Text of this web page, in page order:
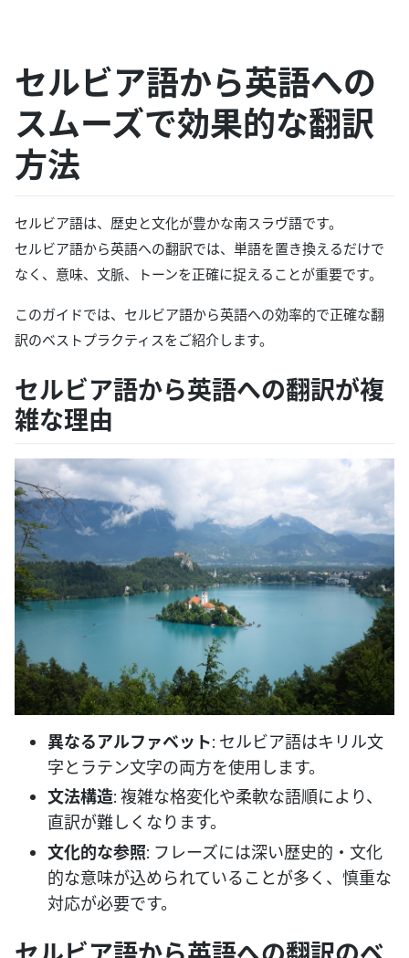
セルビア語から英語への
スムーズで効果的な翻訳
方法
セルビア語は、歴史と文化が豊かな南スラヴ語です。
セルビア語から英語への翻訳では、単語を置き換えるだけで
なく、意味、文脈、トーンを正確に捉えることが重要です。
このガイドでは、セルビア語から英語への効率的で正確な翻
訳のベストプラクティスをご紹介します。
セルビア語から英語への翻訳が複
雑な理由
異なるアルファベット: セルビア語はキリル文
字とラテン文字の両方を使用します。
文法構造: 複雑な格変化や柔軟な語順により、
直訳が難しくなります。
文化的な参照: フレーズには深い歴史的・文化
的な意味が込められていることが多く、慎重な
対応が必要です。